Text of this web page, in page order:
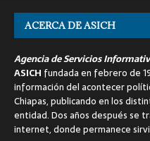
ACERCA DE ASICH
Agencia de Servicios
ASICH fundada en febrero de
información del acontecer
Chiapas, publicando en los
entidad. Dos años después se
internet, donde permanece